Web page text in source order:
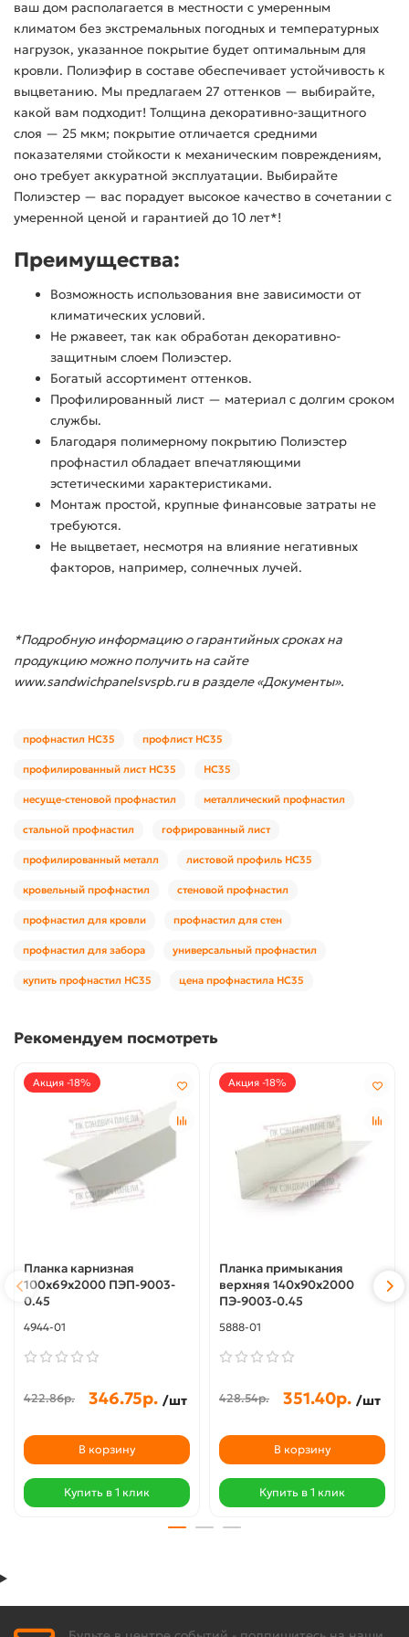
ваш дом располагается в местности с умеренным
климатом без экстремальных погодных и температурных
нагрузок, указанное покрытие будет оптимальным для
кровли. Полиэфир в составе обеспечивает устойчивость к
выцветанию. Мы предлагаем 27 оттенков — выбирайте,
какой вам подходит! Толщина декоративно-защитного
слоя — 25 мкм; покрытие отличается средними
показателями стойкости к механическим повреждениям,
оно требует аккуратной эксплуатации. Выбирайте
Полиэстер — вас порадует высокое качество в сочетании с
умеренной ценой и гарантией до 10 лет*!
Преимущества:
Возможность использования вне зависимости от
климатических условий.
Не ржавеет, так как обработан декоративно-
защитным слоем Полиэстер.
Богатый ассортимент оттенков.
Профилированный лист — материал с долгим сроком
службы.
Благодаря полимерному покрытию Полиэстер
профнастил обладает впечатляющими
эстетическими характеристиками.
Монтаж простой, крупные финансовые затраты не
требуются.
Не выцветает, несмотря на влияние негативных
факторов, например, солнечных лучей.
*Подробную информацию о гарантийных сроках на
продукцию можно получить на сайте
www.sandwichpanelsvspb.ru в разделе «Документы».
профнастил НС35 профлист НС35
профилированный лист НС35 НС35
несуще-стеновой профнастил металлический профнастил
стальной профнастил гофрированный лист
профилированный металл листовой профиль НС35
кровельный профнастил стеновой профнастил
профнастил для кровли профнастил для стен
профнастил для забора универсальный профнастил
купить профнастил НС35 цена профнастила НС35
Рекомендуем посмотреть
Акция -18%
Планка карнизная
100х69х2000 ПЭП-9003-
0.45
4944-01
422.86р. 346.75р. /шт
В корзину
Купить в 1 клик
Акция -18%
Планка примыкания
верхняя 140х90х2000
ПЭ-9003-0.45
5888-01
428.54р. 351.40р. /шт
В корзину
Купить в 1 клик